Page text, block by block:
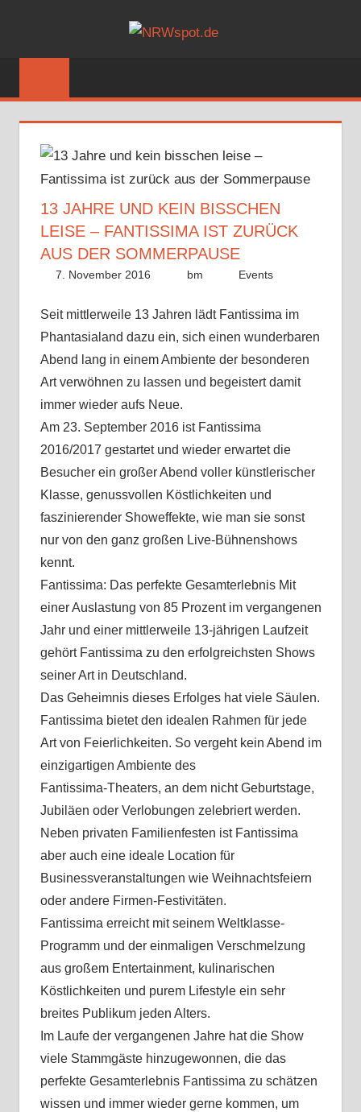
springen
Bewegendes
NRWspot.de
13 JAHRE UND KEIN BISSCHEN
LEISE – FANTISSIMA IST ZURÜCK
AUS DER SOMMERPAUSE
7. November 2016 bm Events
Seit mittlerweile 13 Jahren lädt Fantissima im
Phantasialand dazu ein, sich einen wunderbaren
Abend lang in einem Ambiente der besonderen
Art verwöhnen zu lassen und begeistert damit
immer wieder aufs Neue.
Am 23. September 2016 ist Fantissima
2016/2017 gestartet und wieder erwartet die
Besucher ein großer Abend voller künstlerischer
Klasse, genussvollen Köstlichkeiten und
faszinierender Showeffekte, wie man sie sonst
nur von den ganz großen Live-Bühnenshows
kennt.
Fantissima: Das perfekte Gesamterlebnis Mit
einer Auslastung von 85 Prozent im vergangenen
Jahr und einer mittlerweile 13-jährigen Laufzeit
gehört Fantissima zu den erfolgreichsten Shows
seiner Art in Deutschland.
Das Geheimnis dieses Erfolges hat viele Säulen.
Fantissima bietet den idealen Rahmen für jede
Art von Feierlichkeiten. So vergeht kein Abend im
einzigartigen Ambiente des
Fantissima-Theaters, an dem nicht Geburtstage,
Jubiläen oder Verlobungen zelebriert werden.
Neben privaten Familienfesten ist Fantissima
aber auch eine ideale Location für
Businessveranstaltungen wie Weihnachtsfeiern
oder andere Firmen-Festivitäten.
Fantissima erreicht mit seinem Weltklasse-
Programm und der einmaligen Verschmelzung
aus großem Entertainment, kulinarischen
Köstlichkeiten und purem Lifestyle ein sehr
breites Publikum jeden Alters.
Im Laufe der vergangenen Jahre hat die Show
viele Stammgäste hinzugewonnen, die das
perfekte Gesamterlebnis Fantissima zu schätzen
wissen und immer wieder gerne kommen, um